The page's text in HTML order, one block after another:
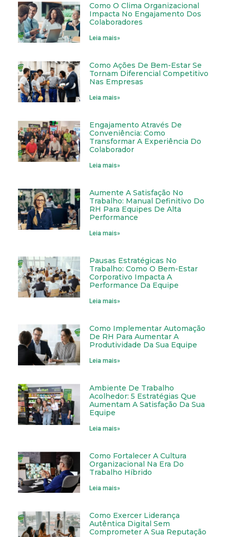
Como O Clima Organizacional
Impacta No Engajamento Dos
Colaboradores
Leia mais»
Como Ações De Bem-Estar Se
Tornam Diferencial Competitivo
Nas Empresas
Leia mais»
Engajamento Através De
Conveniência: Como
Transformar A Experiência Do
Colaborador
Leia mais»
Aumente A Satisfação No
Trabalho: Manual Definitivo Do
RH Para Equipes De Alta
Performance
Leia mais»
Pausas Estratégicas No
Trabalho: Como O Bem-Estar
Corporativo Impacta A
Performance Da Equipe
Leia mais»
Como Implementar Automação
De RH Para Aumentar A
Produtividade Da Sua Equipe
Leia mais»
Ambiente De Trabalho
Acolhedor: 5 Estratégias Que
Aumentam A Satisfação Da Sua
Equipe
Leia mais»
Como Fortalecer A Cultura
Organizacional Na Era Do
Trabalho Híbrido
Leia mais»
Como Exercer Liderança
Autêntica Digital Sem
Comprometer A Sua Reputação